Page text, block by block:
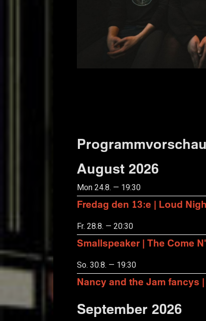
Programmvorschau
August 2026
Mon 24.8. — 19:30
Fredag den 13:e | Loud
Fr. 28.8. — 20:30
Smallspeaker | The Come
So. 30.8. — 19:30
Nancy and the Jam fancys
September 2026